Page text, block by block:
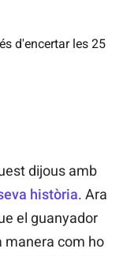
d'encertar les 25
dijous amb
història. Ara
el guanyador
manera com ho